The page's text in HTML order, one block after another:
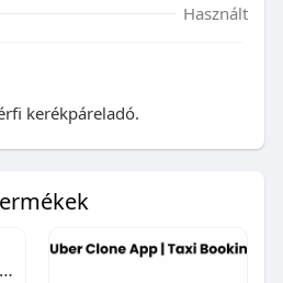
Használt
kerékpáreladó.
Planning to launch your own car rental business?